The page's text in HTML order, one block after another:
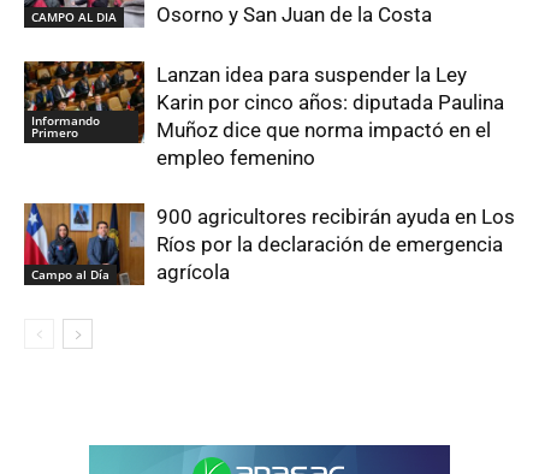
CAMPO AL DIA
Osorno y San Juan de la Costa
Informando
Primero
Lanzan idea para suspender la Ley
Karin por cinco años: diputada Paulina
Muñoz dice que norma impactó en el
empleo femenino
Campo al Día
900 agricultores recibirán ayuda en Los
Ríos por la declaración de emergencia
agrícola